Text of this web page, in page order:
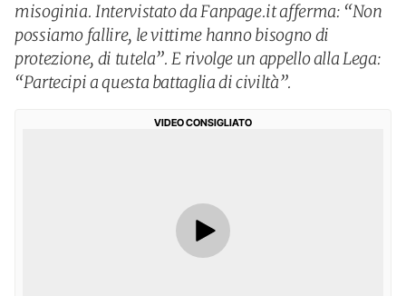
misoginia. Intervistato da Fanpage.it afferma: “Non
possiamo fallire, le vittime hanno bisogno di
protezione, di tutela”. E rivolge un appello alla Lega:
“Partecipi a questa battaglia di civiltà”.
VIDEO CONSIGLIATO